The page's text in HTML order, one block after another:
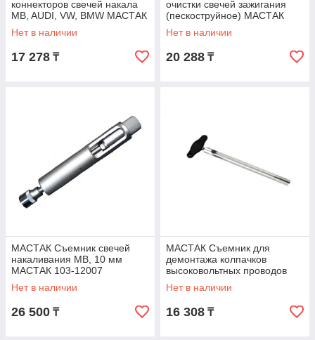
коннекторов свечей накала
MB, AUDI, VW, BMW МАСТАК
103-12002
Нет в наличии
17 278 ₸
очистки свечей зажигания
(пескоструйное) МАСТАК
103-12010
Нет в наличии
20 288 ₸
МАСТАК Съемник свечей
накаливания MB, 10 мм
МАСТАК 103-12007
Нет в наличии
26 500 ₸
МАСТАК Съемник для
демонтажа колпачков
высоковольтных проводов
VAG (T10029) МАСТАК 103-
12013
Нет в наличии
16 308 ₸